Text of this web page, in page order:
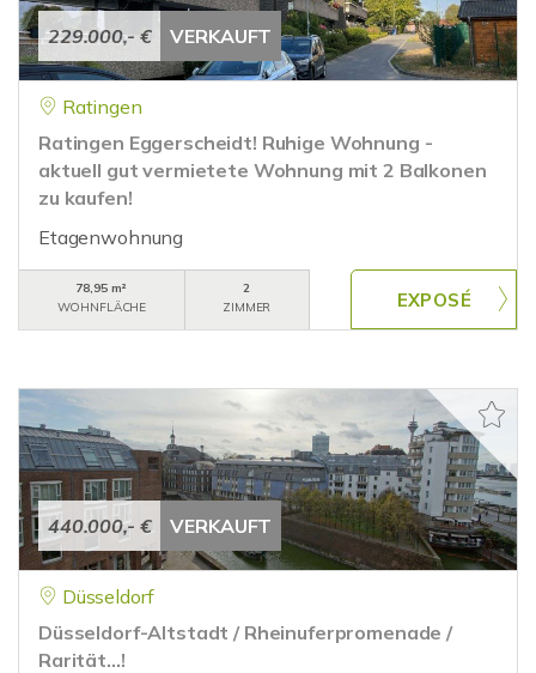
229.000,- € VERKAUFT
Ratingen
Ratingen Eggerscheidt! Ruhige Wohnung -
aktuell gut vermietete Wohnung mit 2 Balkonen
zu kaufen!
Etagenwohnung
78,95 m²
WOHNFLÄCHE
2
ZIMMER
440.000,- € VERKAUFT
Düsseldorf
Düsseldorf-Altstadt / Rheinuferpromenade /
Rarität...!